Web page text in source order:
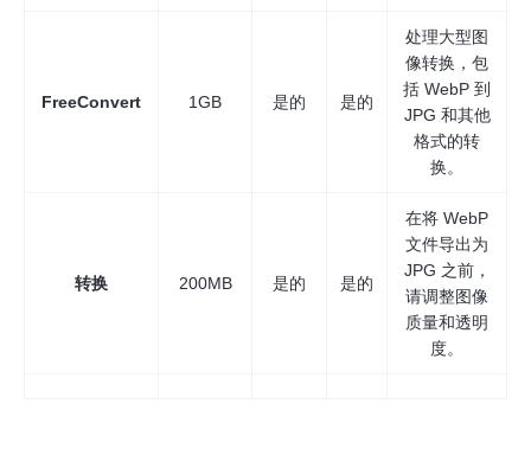
FreeConvert 1GB 是的 是的
处理大型图
像转换，包
括 WebP 到
JPG 和其他
格式的转
换。
转换 200MB 是的 是的
在将 WebP
文件导出为
JPG 之前，
请调整图像
质量和透明
度。